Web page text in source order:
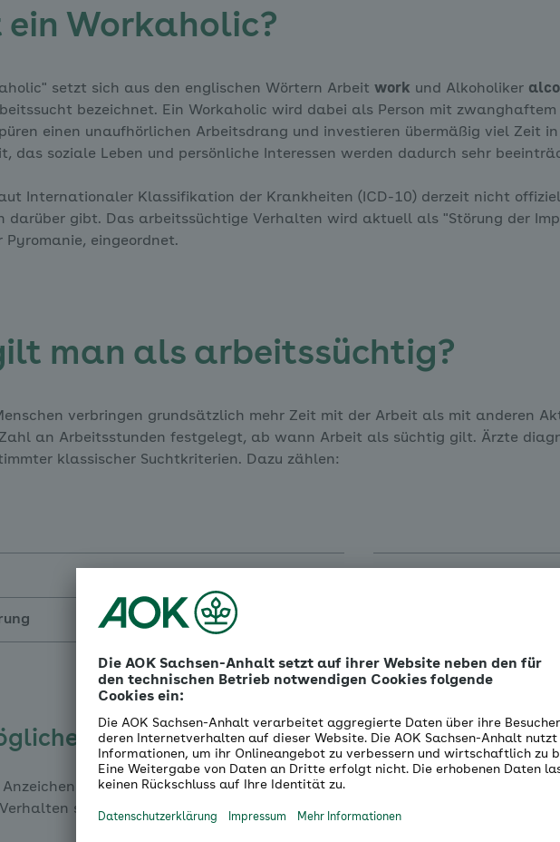
ein Workaholic?
setzt sich aus den englischen Wörtern Arbeitwork und Alkoholiker
bezeichnet. Ein Workaholic wird dabei als Person mit
einen unaufhörlichen Arbeitsdrang und investieren übermäßig viel Zeit
das soziale Leben und persönliche Interessen werden dadurch sehr
Internationaler Klassifikation der Krankheiten (ICD-10) derzeit nicht
darüber gibt. Das arbeitssüchtige Verhalten wird aktuell als "Störung der
Pyromanie, eingeordnet.
man als arbeitssüchtig?
verbringen grundsätzlich mehr Zeit mit der Arbeit als mit anderen
an Arbeitsstunden festgelegt, ab wann Arbeit als süchtig gilt. Ärzte
klassischer Suchtkriterien. Dazu zählen:
Beeinträchtigung des
Warnzeichen
können für Betroffene und Außenstehende ein Hinweis auf
sein.